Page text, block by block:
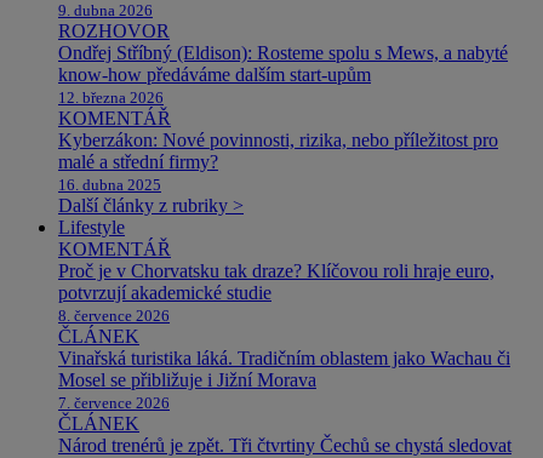
9. dubna 2026
ROZHOVOR
Ondřej Stříbný (Eldison): Rosteme spolu s Mews, a nabyté
know-how předáváme dalším start-upům
12. března 2026
KOMENTÁŘ
Kyberzákon: Nové povinnosti, rizika, nebo příležitost pro
malé a střední firmy?
16. dubna 2025
Další články z rubriky >
Lifestyle
KOMENTÁŘ
Proč je v Chorvatsku tak draze? Klíčovou roli hraje euro,
potvrzují akademické studie
8. července 2026
ČLÁNEK
Vinařská turistika láká. Tradičním oblastem jako Wachau či
Mosel se přibližuje i Jižní Morava
7. července 2026
ČLÁNEK
Národ trenérů je zpět. Tři čtvrtiny Čechů se chystá sledovat